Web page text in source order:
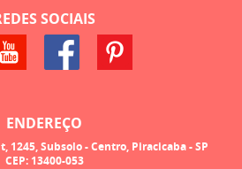
SOCIAIS
ENDEREÇO
1245, Subsolo-Centro, Piracicaba-SP
CEP: 13400-053